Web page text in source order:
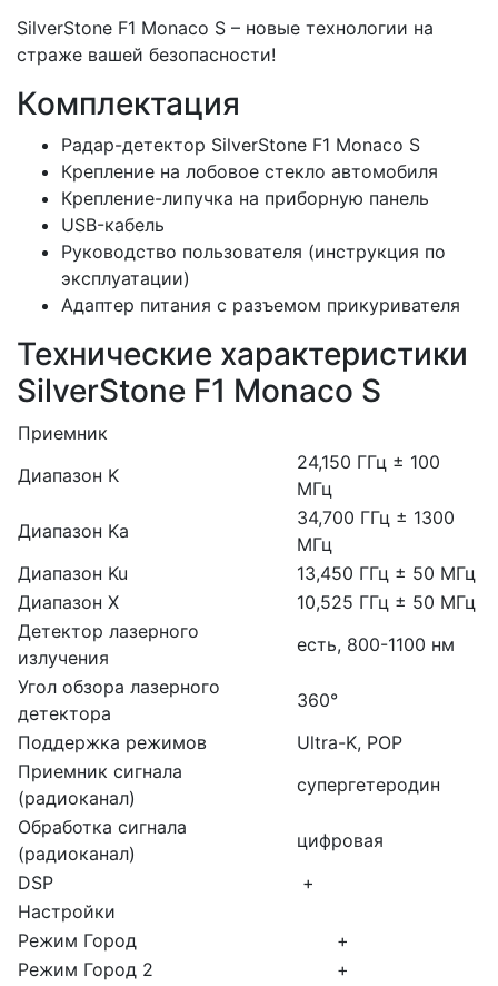
SilverStone F1 Monaco S – новые технологии на
страже вашей безопасности!
Комплектация
Радар-детектор SilverStone F1 Monaco S
Крепление на лобовое стекло автомобиля
Крепление-липучка на приборную панель
USB-кабель
Руководство пользователя (инструкция по
эксплуатации)
Адаптер питания с разъемом прикуривателя
Технические характеристики
SilverStone F1 Monaco S
Приемник
Диапазон K
24,150 ГГц ± 100
МГц
Диапазон Ka
34,700 ГГц ± 1300
МГц
Диапазон Ku
13,450 ГГц ± 50 МГц
Диапазон X
10,525 ГГц ± 50 МГц
Детектор лазерного
излучения
есть, 800-1100 нм
Угол обзора лазерного
детектора
360°
Поддержка режимов
Ultra-K, POP
Приемник сигнала
(радиоканал)
супергетеродин
Обработка сигнала
(радиоканал)
цифровая
DSP
+
Настройки
Режим Город
+
Режим Город 2
+